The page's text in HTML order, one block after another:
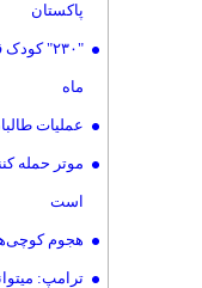
پاکستان
"۲۳۰"
ماه
عملیات
موتر حمله
است
هجوم
ترامپ: